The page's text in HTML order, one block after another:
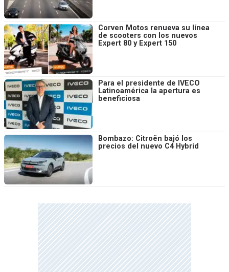
Corven Motos renueva su línea
de scooters con los nuevos
Expert 80 y Expert 150
Para el presidente de IVECO
Latinoamérica la apertura es
beneficiosa
Bombazo: Citroën bajó los
precios del nuevo C4 Hybrid